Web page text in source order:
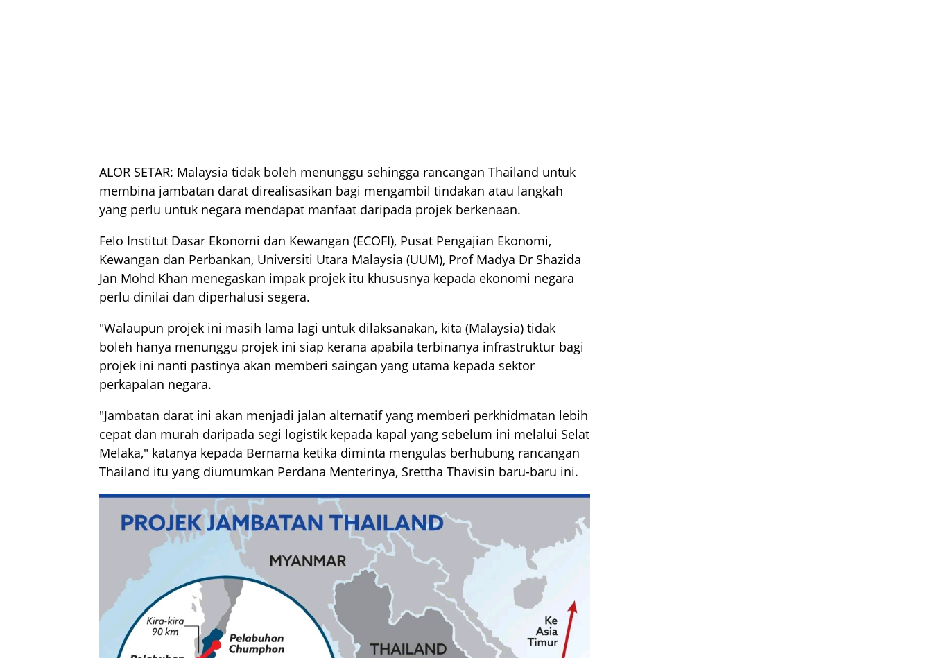
ALOR SETAR: Malaysia tidak boleh menunggu sehingga rancangan Thailand untuk
membina jambatan darat direalisasikan bagi mengambil tindakan atau langkah
yang perlu untuk negara mendapat manfaat daripada projek berkenaan.
Felo Institut Dasar Ekonomi dan Kewangan (ECOFI), Pusat Pengajian Ekonomi,
Kewangan dan Perbankan, Universiti Utara Malaysia (UUM), Prof Madya Dr Shazida
Jan Mohd Khan menegaskan impak projek itu khususnya kepada ekonomi negara
perlu dinilai dan diperhalusi segera.
"Walaupun projek ini masih lama lagi untuk dilaksanakan, kita (Malaysia) tidak
boleh hanya menunggu projek ini siap kerana apabila terbinanya infrastruktur bagi
projek ini nanti pastinya akan memberi saingan yang utama kepada sektor
perkapalan negara.
"Jambatan darat ini akan menjadi jalan alternatif yang memberi perkhidmatan lebih
cepat dan murah daripada segi logistik kepada kapal yang sebelum ini melalui Selat
Melaka," katanya kepada Bernama ketika diminta mengulas berhubung rancangan
Thailand itu yang diumumkan Perdana Menterinya, Srettha Thavisin baru-baru ini.